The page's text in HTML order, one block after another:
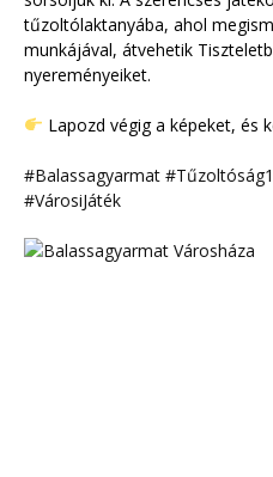
tűzoltólaktanyába, ahol
munkájával, átvehetik
nyereményeiket.
Lapozd végig a képeket, és
#Balassagyarmat
#VárosiJáték